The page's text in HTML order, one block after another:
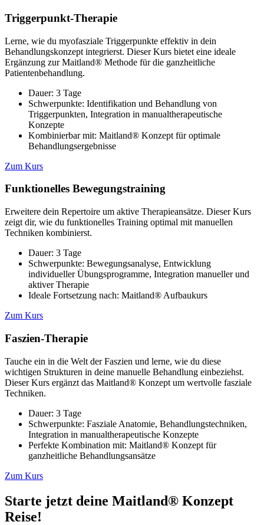
Triggerpunkt-Therapie
Lerne, wie du myofasziale Triggerpunkte effektiv in dein
Behandlungskonzept integrierst. Dieser Kurs bietet eine ideale
Ergänzung zur Maitland® Methode für die ganzheitliche
Patientenbehandlung.
Dauer: 3 Tage
Schwerpunkte: Identifikation und Behandlung von
Triggerpunkten, Integration in manualtherapeutische
Konzepte
Kombinierbar mit: Maitland® Konzept für optimale
Behandlungsergebnisse
Zum Kurs
Funktionelles Bewegungstraining
Erweitere dein Repertoire um aktive Therapieansätze. Dieser Kurs
zeigt dir, wie du funktionelles Training optimal mit manuellen
Techniken kombinierst.
Dauer: 3 Tage
Schwerpunkte: Bewegungsanalyse, Entwicklung
individueller Übungsprogramme, Integration manueller und
aktiver Therapie
Ideale Fortsetzung nach: Maitland® Aufbaukurs
Zum Kurs
Faszien-Therapie
Tauche ein in die Welt der Faszien und lerne, wie du diese
wichtigen Strukturen in deine manuelle Behandlung einbeziehst.
Dieser Kurs ergänzt das Maitland® Konzept um wertvolle fasziale
Techniken.
Dauer: 3 Tage
Schwerpunkte: Fasziale Anatomie, Behandlungstechniken,
Integration in manualtherapeutische Konzepte
Perfekte Kombination mit: Maitland® Konzept für
ganzheitliche Behandlungsansätze
Zum Kurs
Starte jetzt deine Maitland® Konzept
Reise!